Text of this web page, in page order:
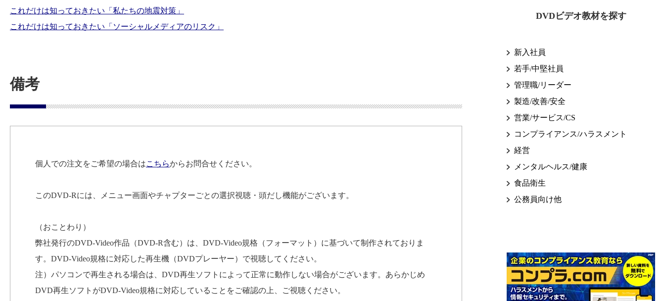
これだけは知っておきたい「私たちの地震対策」
これだけは知っておきたい「ソーシャルメディアのリスク」
備考
個人での注文をご希望の場合はこちらからお問合せください。
このDVD-Rには、メニュー画面やチャプターごとの選択視聴・頭だし機能がございます。
（おことわり）
弊社発行のDVD-Video作品（DVD-R含む）は、DVD-Video規格（フォーマット）に基づいて制作されておりま
す。DVD-Video規格に対応した再生機（DVDプレーヤー）で視聴してください。
注）パソコンで再生される場合は、DVD再生ソフトによって正常に動作しない場合がございます。あらかじめ
DVD再生ソフトがDVD-Video規格に対応していることをご確認の上、ご視聴ください。
DVDビデオ教材を探す
新入社員
若手/中堅社員
管理職/リーダー
製造/改善/安全
営業/サービス/CS
コンプライアンス/ハラスメント
経営
メンタルヘルス/健康
食品衛生
公務員向け他